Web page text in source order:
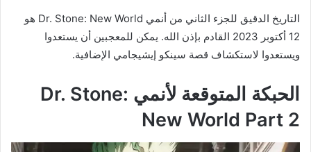
التاريخ الدقيق للجزء الثاني من أنمي Dr. Stone: New World هو
12 أكتوبر 2023 القادم بإذن الله. يمكن للمعجبين أن يستعدوا
ويستعدوا لاستكشاف قصة سينكو إيشيجامي الإضافية.
الحبكة المتوقعة لأنمي Dr. Stone:
New World Part 2